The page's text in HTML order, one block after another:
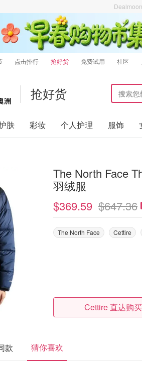
点击排行 抢好货 免费试用 社区
抢好货
肤 彩妆 个人护理 服饰
The North Face
羽绒服
$369.59 $647.36
The North Face Cettire
Cettire 直达购
款 猜你喜欢